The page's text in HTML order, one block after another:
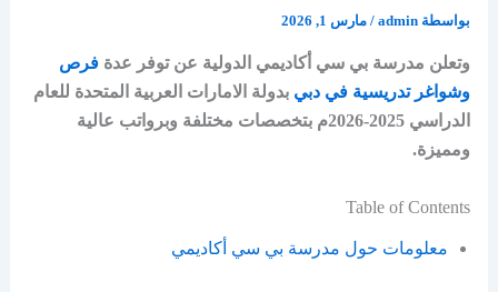
بواسطة admin
/ مارس 1, 2026
وتعلن مدرسة بي سي أكاديمي الدولية عن توفر عدة فرص
وشواغر تدريسية في دبي بدولة الامارات العربية المتحدة للعام
الدراسي 2025-2026م بتخصصات مختلفة وبرواتب عالية
ومميزة.
Table of Contents
معلومات حول مدرسة بي سي أكاديمي